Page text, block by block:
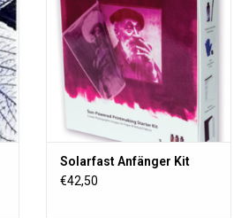
Solarfast Anfänger Kit
€42,50